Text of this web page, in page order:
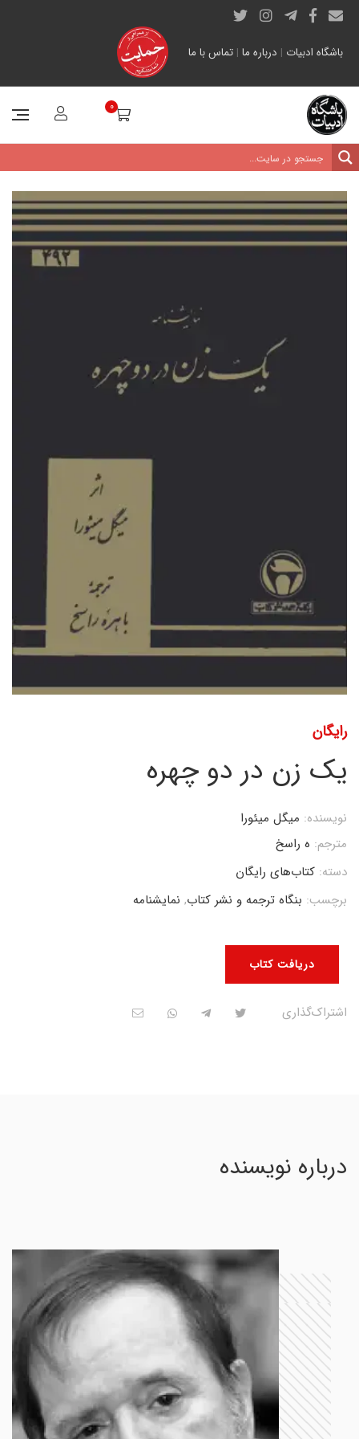
باشگاه ادبیات | درباره ما | تماس با ما
0
رایگان
یک زن در دو چهره
دریافت کتاب
نویسنده: میگل میئورا
مترجم: ه راسخ
دسته: کتاب‌های رایگان
برچسب: بنگاه ترجمه و نشر کتاب, نمایشنامه
اشتراک‌گذاری
درباره نویسنده